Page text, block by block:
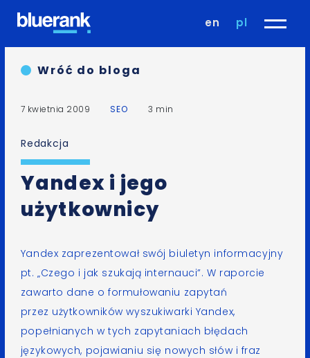
en pl
Wróć do bloga
7 kwietnia 2009 SEO 3 min
Redakcja
Yandex i jego
użytkownicy
Yandex zaprezentował swój biuletyn informacyjny
pt.„Czego i jak szukają internauci”. W raporcie
zawarto dane o formułowaniu zapytań
przez użytkowników wyszukiwarki Yandex,
popełnianych w tych zapytaniach błędach
językowych, pojawianiu się nowych słów i fraz